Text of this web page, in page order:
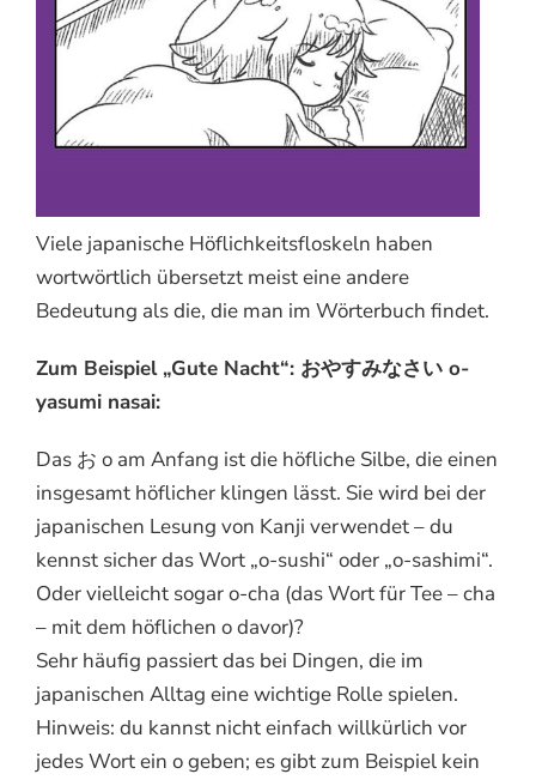
Viele japanische Höflichkeitsfloskeln haben
wortwörtlich übersetzt meist eine andere
Bedeutung als die, die man im Wörterbuch findet.
Zum Beispiel „Gute Nacht“: おやすみなさい o-
yasumi nasai:
Das お o am Anfang ist die höfliche Silbe, die einen
insgesamt höflicher klingen lässt. Sie wird bei der
japanischen Lesung von Kanji verwendet – du
kennst sicher das Wort „o-sushi“ oder „o-sashimi“.
Oder vielleicht sogar o-cha (das Wort für Tee – cha
– mit dem höflichen o davor)?
Sehr häufig passiert das bei Dingen, die im
japanischen Alltag eine wichtige Rolle spielen.
Hinweis: du kannst nicht einfach willkürlich vor
jedes Wort ein o geben; es gibt zum Beispiel kein